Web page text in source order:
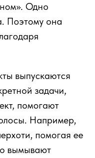
Одно
Поэтому она
выпускаются
задачи,
помогают
Например,
помогая ее
вымывают